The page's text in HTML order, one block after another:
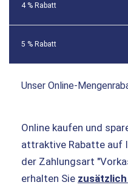
4 % Rabatt
5 % Rabatt
Unser Online-
Online kaufen und
attraktive Rabatte auf
der Zahlungsart
erhalten Sie zusätzlich